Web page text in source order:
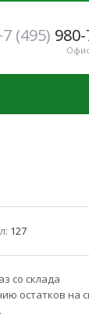
(495)
127
со склада
остатков на